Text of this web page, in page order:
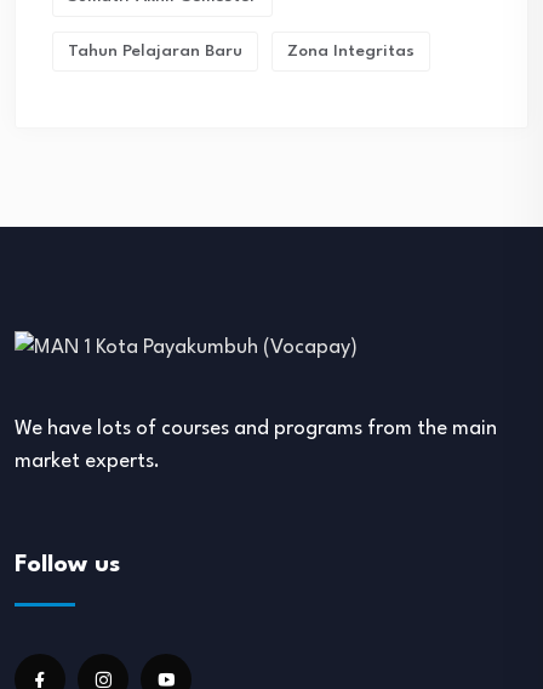
Tahun Pelajaran Baru Zona Integritas
We have lots of courses and programs from the main
market experts.
Follow us